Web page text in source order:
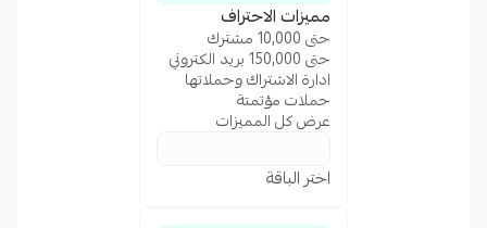
مميزات الاحتراف
حتى 10,000 مشترك
حتى 150,000 بريد الكتروني
ادارة الاشتراك وحملاتها
حملات مؤتمتة
عرض كل المميزات
اختر الباقة